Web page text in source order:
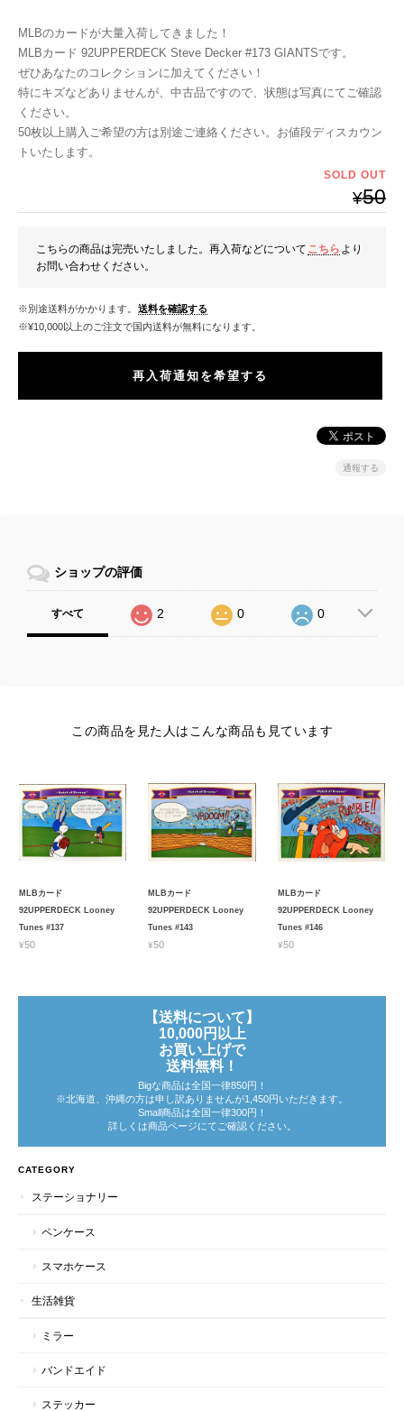
MLBのカードが大量入荷してきました！
MLBカード 92UPPERDECK Steve Decker #173 GIANTSです。
ぜひあなたのコレクションに加えてください！
特にキズなどありませんが、中古品ですので、状態は写真にてご確認
ください。
50枚以上購入ご希望の方は別途ご連絡ください。お値段ディスカウン
トいたします。
SOLD OUT
¥50
こちらの商品は完売いたしました。再入荷などについて こちら より
お問い合わせください。
※別途送料がかかります。 送料を確認する
※¥10,000以上のご注文で国内送料が無料になります。
再入荷通知を希望する
通報する
ショップの評価
すべて 2 0 0
この商品を見た人はこんな商品も見ています
MLBカード
92UPPERDECK Looney
Tunes #137
¥50
MLBカード
92UPPERDECK Looney
Tunes #143
¥50
MLBカード
92UPPERDECK Looney
Tunes #146
¥50
【送料について】
10,000円以上
お買い上げで
送料無料！
Bigな商品は全国一律850円！
※北海道、沖縄の方は申し訳ありませんが1,450円いただきます。
Small商品は全国一律300円！
詳しくは商品ページにてご確認ください。
CATEGORY
ステーショナリー
ペンケース
スマホケース
生活雑貨
ミラー
バンドエイド
ステッカー